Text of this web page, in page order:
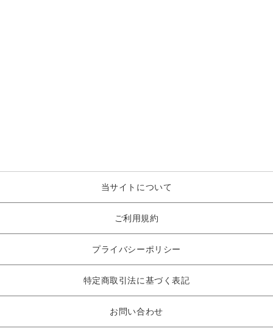
当サイトについて
ご利用規約
プライバシーポリシー
特定商取引法に基づく表記
お問い合わせ